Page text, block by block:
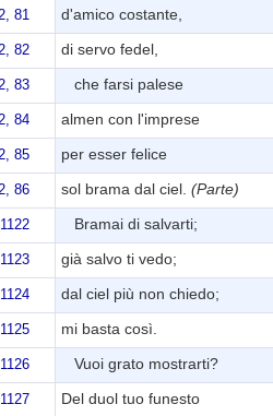
81 d'amico costante,
82 di servo fedel,
83 che farsi palese
84 almen con l'imprese
85 per esser felice
86 sol brama dal ciel.(Parte)
Bramai di salvarti;
già salvo ti vedo;
dal ciel più non chiedo;
mi basta così.
Vuoi grato mostrarti?
Del duol tuo funesto